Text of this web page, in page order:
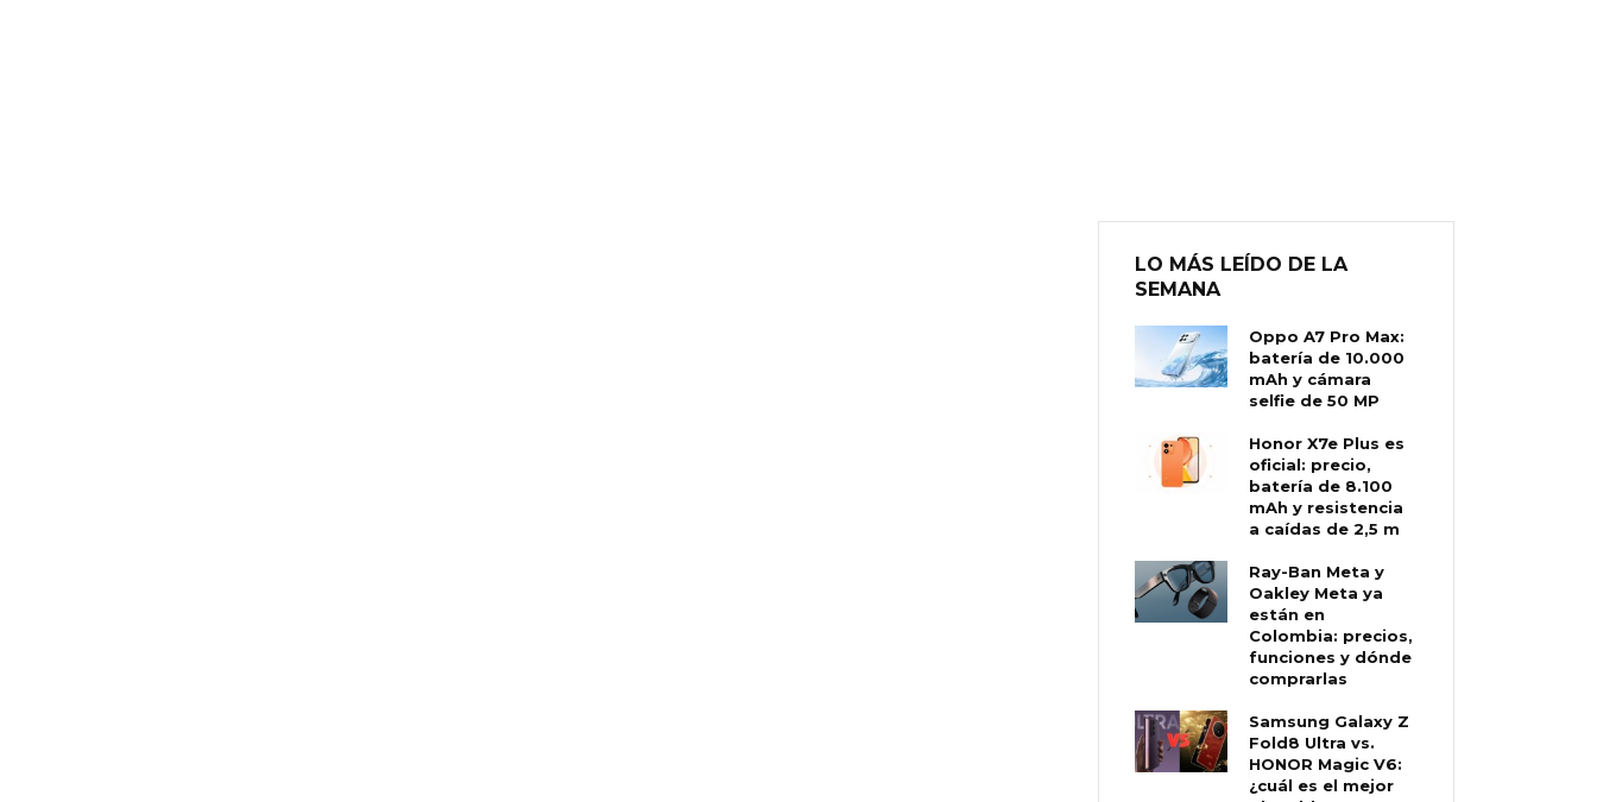
LO MÁS LEÍDO DE LA
SEMANA
Oppo A7 Pro Max:
batería de 10.000
mAh y cámara
selfie de 50 MP
Honor X7e Plus es
oficial: precio,
batería de 8.100
mAh y resistencia
a caídas de 2,5 m
Ray-Ban Meta y
Oakley Meta ya
están en
Colombia: precios,
funciones y dónde
comprarlas
Samsung Galaxy Z
Fold8 Ultra vs.
HONOR Magic V6:
¿cuál es el mejor